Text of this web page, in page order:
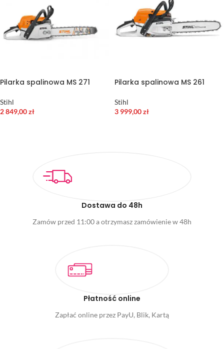
Pilarka spalinowa MS 271
Stihl
2 849,00zł
Pilarka spalinowa MS 261
Stihl
3 999,00zł
Dostawa do 48h
Zamów przed 11:00 a otrzymasz zamówienie w 48h
Płatność online
Zapłać online przez PayU, Blik, Kartą